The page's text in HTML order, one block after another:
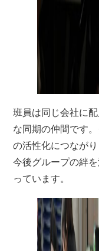
班員は同じ会社に
な同期の仲間です
の活性化につなが
今後グループの絆
っています。